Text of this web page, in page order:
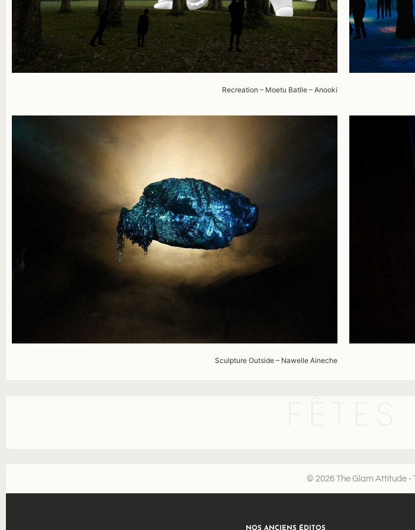
Recreation – Moetu Batlle – Anooki
Sculpture Outside – Nawelle Aineche
© 2026 The Glam Attitude -
NOS ANCIENS ÉDITOS